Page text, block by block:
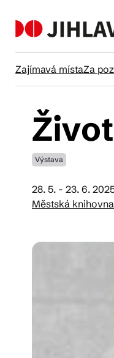
Zajímavá místaZa
Výstava
28. 5. - 23. 6.
Městská